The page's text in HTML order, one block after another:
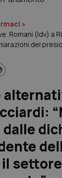
»
Romani (Idv) a
del